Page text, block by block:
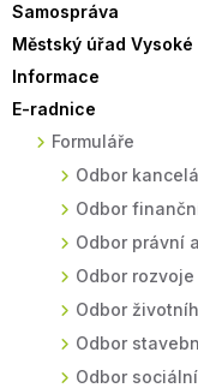
Samospráva
Městský úřad Vysoké
Informace
E-radnice
Formuláře
Odbor
Odbor
Odbor právní
Odbor
Odbor
Odbor
Odbor